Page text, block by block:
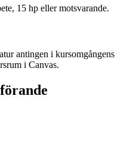
15 hp eller motsvarande.
antingen i kursomgångens
i Canvas.